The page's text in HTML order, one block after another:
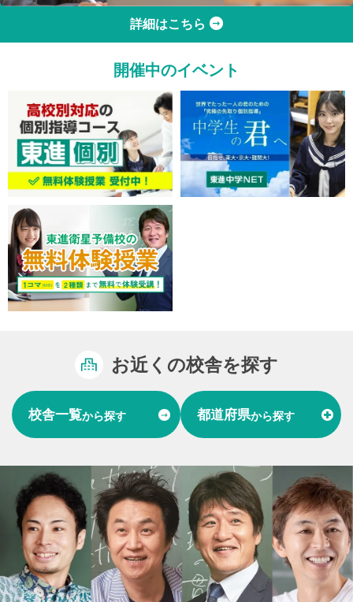
詳細はこちら
開催中のイベント
お近くの校舎を探す
校舎一覧から探す 都道府県から探す
東海 愛知県 岐阜県
関西 大阪府 兵庫県
中国 山口県
九州 福岡県 熊本県 長崎県